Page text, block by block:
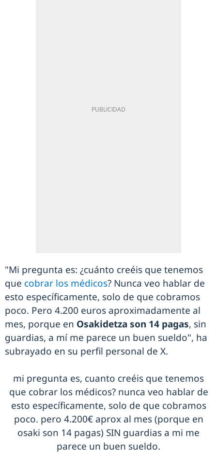
"Mi pregunta es: ¿cuánto creéis que tenemos
que cobrar los médicos? Nunca veo hablar de
esto específicamente, solo de que cobramos
poco. Pero 4.200 euros aproximadamente al
mes, porque en Osakidetza son 14 pagas, sin
guardias, a mí me parece un buen sueldo", ha
subrayado en su perfil personal de X.
mi pregunta es, cuanto creéis que tenemos
que cobrar los médicos? nunca veo hablar de
esto específicamente, solo de que cobramos
poco. pero 4.200€ aprox al mes (porque en
osaki son 14 pagas) SIN guardias a mi me
parece un buen sueldo.